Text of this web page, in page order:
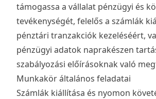
támogassa a vállalat pénzügyi és
tevékenységét, felelős a számlák
pénztári tranzakciók kezeléséért,
pénzügyi adatok naprakészen
szabályozási előírásoknak való
Munkakör általános feladatai
Számlák kiállítása és nyomon